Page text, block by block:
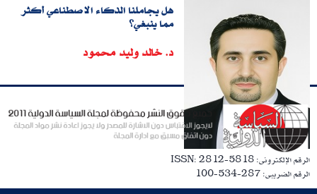
هل يجاملنا الذكاء الاصطناعي أكثر
مما ينبغي؟
د. خالد وليد محمود
الرقم الإلكترونى: ISSN: 2812-5818
الرقم الضريبى: 287-534-100